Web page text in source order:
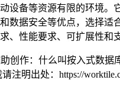
设备等资源有限的环境。
数据安全等优点，选择适
、性能要求、可扩展性和
创作：什么叫按入式数据
注明出处： https://